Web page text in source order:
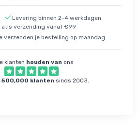
Levering binnen 2-4 werkdagen
verzending vanaf €99
verzenden je bestelling op maandag
klanten houden van ons
500,000 klanten sinds 2003.